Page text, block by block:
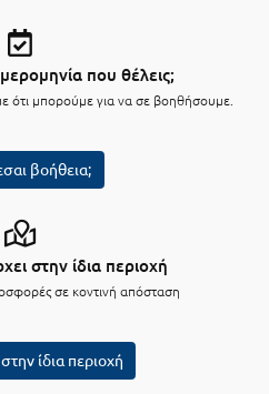
που θέλεις;
ότι μπορούμε για να σε βοηθήσουμε.
βοήθεια;
στην ίδια περιοχή
σε κοντινή απόσταση
ίδια περιοχή